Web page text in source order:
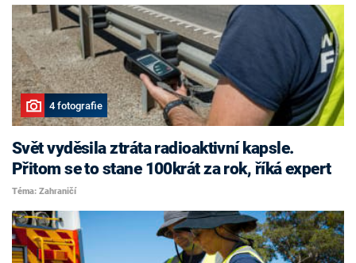
4 fotografie
Svět vyděsila ztráta radioaktivní kapsle.
Přitom se to stane 100krát za rok, říká expert
Téma: Zahraničí